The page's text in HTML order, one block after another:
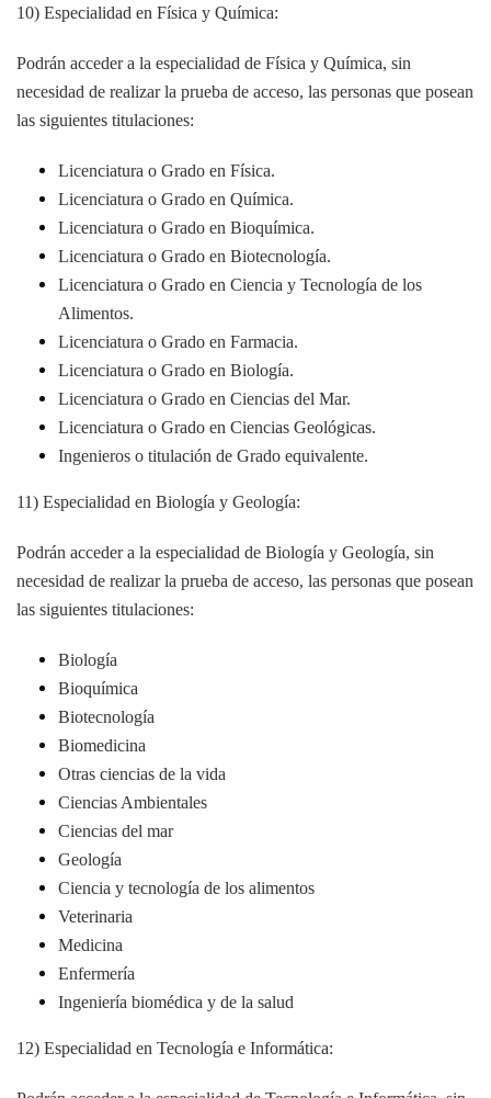
10) Especialidad en Física y Química:
Podrán acceder a la especialidad de Física y Química, sin
necesidad de realizar la prueba de acceso, las personas que posean
las siguientes titulaciones:
Licenciatura o Grado en Física.
Licenciatura o Grado en Química.
Licenciatura o Grado en Bioquímica.
Licenciatura o Grado en Biotecnología.
Licenciatura o Grado en Ciencia y Tecnología de los
Alimentos.
Licenciatura o Grado en Farmacia.
Licenciatura o Grado en Biología.
Licenciatura o Grado en Ciencias del Mar.
Licenciatura o Grado en Ciencias Geológicas.
Ingenieros o titulación de Grado equivalente.
11) Especialidad en Biología y Geología:
Podrán acceder a la especialidad de Biología y Geología, sin
necesidad de realizar la prueba de acceso, las personas que posean
las siguientes titulaciones:
Biología
Bioquímica
Biotecnología
Biomedicina
Otras ciencias de la vida
Ciencias Ambientales
Ciencias del mar
Geología
Ciencia y tecnología de los alimentos
Veterinaria
Medicina
Enfermería
Ingeniería biomédica y de la salud
12) Especialidad en Tecnología e Informática: